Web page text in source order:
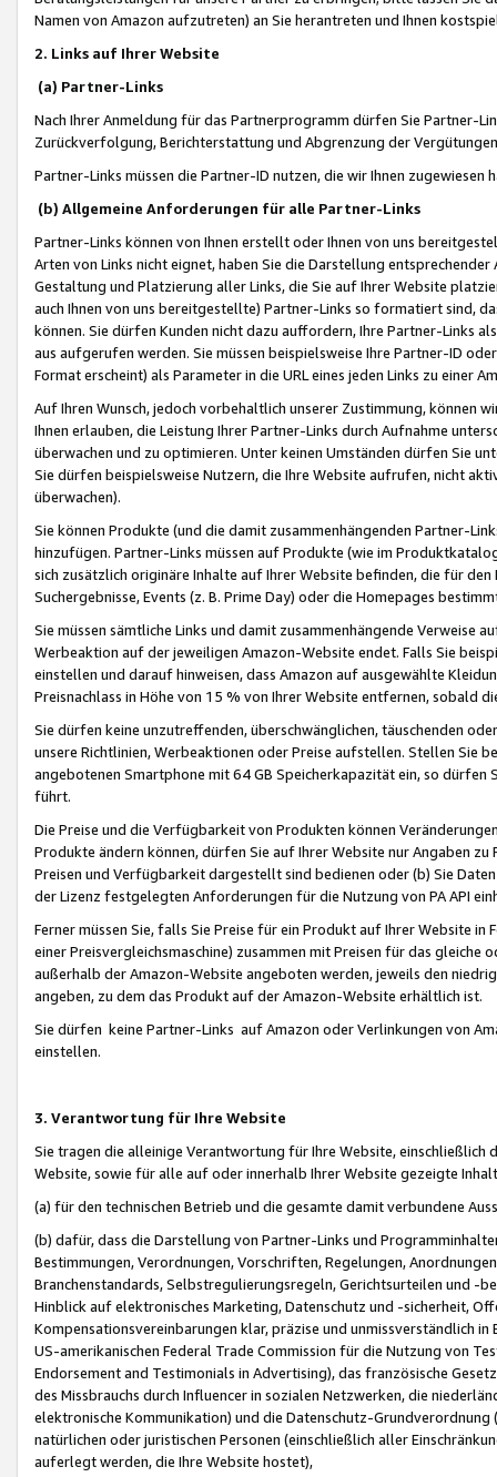
Namen von Amazon aufzutreten) an Sie herantreten und Ihnen
2. Links auf Ihrer Website
(a) Partner-Links
Nach Ihrer Anmeldung für das Partnerprogramm dürfen Sie Partner-
Zurückverfolgung, Berichterstattung und Abgrenzung der
Partner-Links müssen die Partner-ID nutzen, die wir Ihnen zugewiesen
(b) Allgemeine Anforderungen für alle Partner-Links
Partner-Links können von Ihnen erstellt oder Ihnen von uns
Arten von Links nicht eignet, haben Sie die Darstellung
Gestaltung und Platzierung aller Links, die Sie auf Ihrer Website
auch Ihnen von uns bereitgestellte) Partner-Links so formatiert sind,
können. Sie dürfen Kunden nicht dazu auffordern, Ihre Partner-Links
aus aufgerufen werden. Sie müssen beispielsweise Ihre Partner-ID
Format erscheint) als Parameter in die URL eines jeden Links zu einer
Auf Ihren Wunsch, jedoch vorbehaltlich unserer Zustimmung, können
Ihnen erlauben, die Leistung Ihrer Partner-Links durch Aufnahme
überwachen und zu optimieren. Unter keinen Umständen dürfen Sie
Sie dürfen beispielsweise Nutzern, die Ihre Website aufrufen, nicht
überwachen).
Sie können Produkte (und die damit zusammenhängenden Partner-
hinzufügen. Partner-Links müssen auf Produkte (wie im
sich zusätzlich originäre Inhalte auf Ihrer Website befinden, die für
Suchergebnisse, Events (z. B. Prime Day) oder die Homepages
Sie müssen sämtliche Links und damit zusammenhängende
Werbeaktion auf der jeweiligen Amazon-Website endet. Falls Sie
einstellen und darauf hinweisen, dass Amazon auf ausgewählte
Preisnachlass in Höhe von 15 % von Ihrer Website entfernen, sobald
Sie dürfen keine unzutreffenden, überschwänglichen, täuschenden
unsere Richtlinien, Werbeaktionen oder Preise aufstellen. Stellen Sie
angebotenen Smartphone mit 64 GB Speicherkapazität ein, so dürfen
führt.
Die Preise und die Verfügbarkeit von Produkten können
Produkte ändern können, dürfen Sie auf Ihrer Website nur Angaben
Preisen und Verfügbarkeit dargestellt sind bedienen oder (b) Sie
der Lizenz festgelegten Anforderungen für die Nutzung von PA API
Ferner müssen Sie, falls Sie Preise für ein Produkt auf Ihrer Website
einer Preisvergleichsmaschine) zusammen mit Preisen für das
außerhalb der Amazon-Website angeboten werden, jeweils den
angeben, zu dem das Produkt auf der Amazon-Website erhältlich ist.
Sie dürfen keine Partner-Links auf Amazon oder Verlinkungen von
einstellen.
3. Verantwortung für Ihre Website
Sie tragen die alleinige Verantwortung für Ihre Website,
Website, sowie für alle auf oder innerhalb Ihrer Website gezeigte
(a) für den technischen Betrieb und die gesamte damit verbundene
(b) dafür, dass die Darstellung von Partner-Links und
Bestimmungen, Verordnungen, Vorschriften, Regelungen,
Branchenstandards, Selbstregulierungsregeln, Gerichtsurteilen und -
Hinblick auf elektronisches Marketing, Datenschutz und -sicherheit,
Kompensationsvereinbarungen klar, präzise und unmissverständlich
US-amerikanischen Federal Trade Commission für die Nutzung von
Endorsement and Testimonials in Advertising), das französische
des Missbrauchs durch Influencer in sozialen Netzwerken, die
elektronische Kommunikation) und die Datenschutz-
natürlichen oder juristischen Personen (einschließlich aller
auferlegt werden, die Ihre Website hostet),